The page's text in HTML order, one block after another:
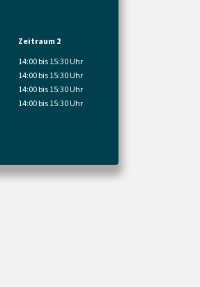
Zeitraum 2
14:00 bis 15:30 Uhr
14:00 bis 15:30 Uhr
14:00 bis 15:30 Uhr
14:00 bis 15:30 Uhr